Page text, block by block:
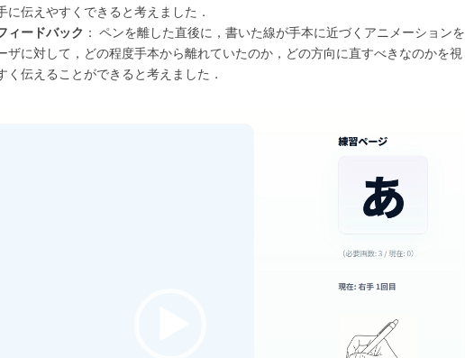
に伝えやすくできると考えました．
ィードバック ： ペンを離した直後に，書いた線が手本に近づくアニメーションを
ザに対して，どの程度手本から離れていたのか，どの方向に直すべきなのかを視
く伝えることができると考えました．